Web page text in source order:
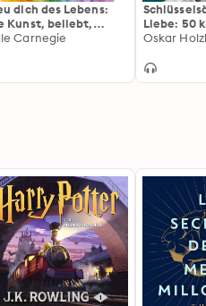
dich des Lebens:
Kunst, beliebt,
und
Carnegie
Liebe: 50
Gedanken,
können
Oskar